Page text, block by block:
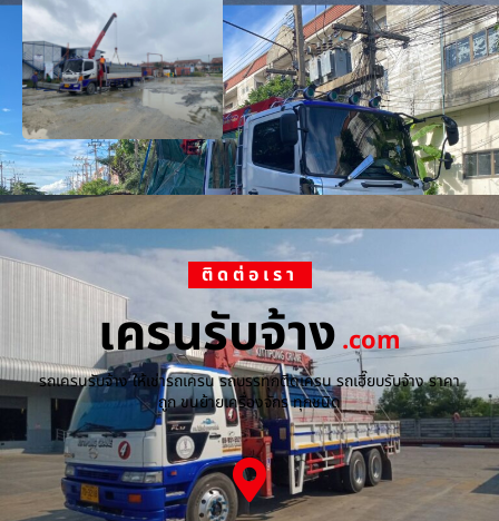
ติดต่อเรา
เครนรับจ้าง.com
รถเครนรับจ้าง ให้เช่ารถเครน รถบรรทุกติดเครน รถเฮี๊ยบรับจ้าง ราคา
ถูก ขนย้ายเครื่องจักร ทุกชนิด